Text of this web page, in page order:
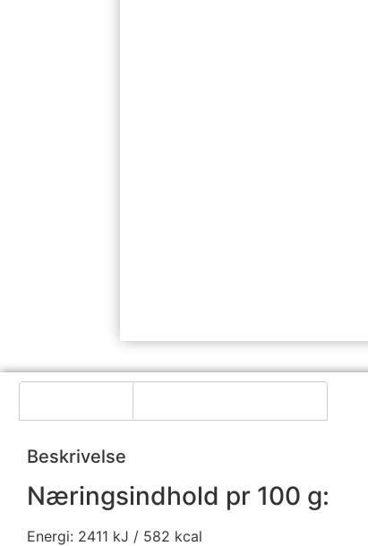
Beskrivelse
Næringsindhold pr 100 g:
Energi: 2411 kJ / 582 kcal